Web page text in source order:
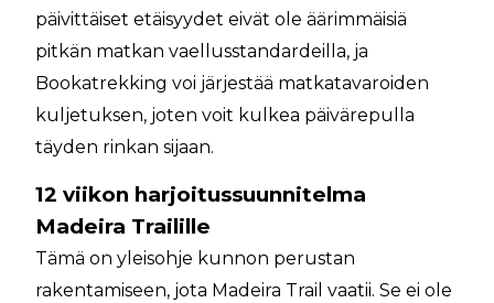
päivittäiset etäisyydet eivät ole äärimmäisiä
pitkän matkan vaellusstandardeilla, ja
Bookatrekking voi järjestää matkatavaroiden
kuljetuksen, joten voit kulkea päivärepulla
täyden rinkan sijaan.
12 viikon harjoitussuunnitelma
Madeira Trailille
Tämä on yleisohje kunnon perustan
rakentamiseen, jota Madeira Trail vaatii. Se ei ole